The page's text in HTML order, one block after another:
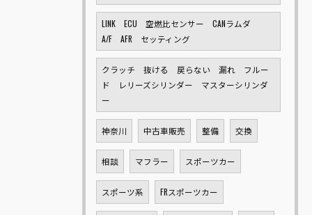
LINK ECU 空燃比センサー CANラムダ
A/F AFR セッティング
クラッチ 抜ける 戻らない 漏れ フルー
ド レリーズシリンダー マスターシリンダ
ー
神奈川 中古車販売 整備 交換
相談 マフラー スポーツカー
スポーツ系 FRスポーツカー